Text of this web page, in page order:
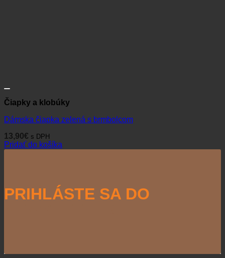
Čiapky a klobúky
Dámska čiapka zelená s brmbolcom
13,90€ s DPH
Pridať do košíka
PRIHLÁSTE SA DO